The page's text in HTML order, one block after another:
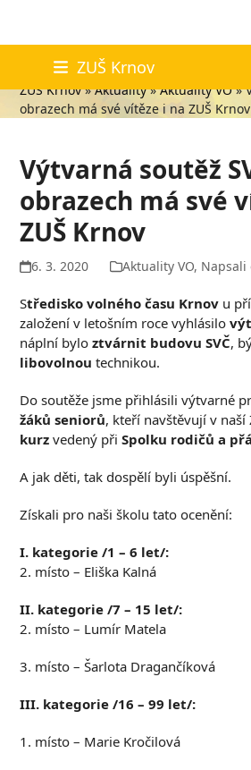
content
ZUŠ Krnov
Aktuality
ZUŠ Krnov»Aktuality»Aktuality VO»
obrazech má své vítěze i na ZUŠ Krnov
Výtvarná soutěž
obrazech má své
ZUŠ Krnov
6. 3. 2020 Aktuality VO, Napsali
Středisko volného času Krnov u
založení v letošním roce vyhlásilo
náplní byloztvárnit budovu SVČ,
libovolnou technikou.
Do soutěže jsme přihlásili výtvarné
žáků seniorů, kteří navštěvují v naší
kurz vedený přiSpolku rodičů a
A jak děti, tak dospělí byli úspěšní.
Získali pro naši školu tato ocenění:
I. kategorie /1 – 6 let/:
2. místo – Eliška Kalná
II. kategorie /7 – 15 let/:
2. místo – Lumír Matela
3. místo – Šarlota Dragančíková
III. kategorie /16 – 99 let/:
1. místo – Marie Kročilová